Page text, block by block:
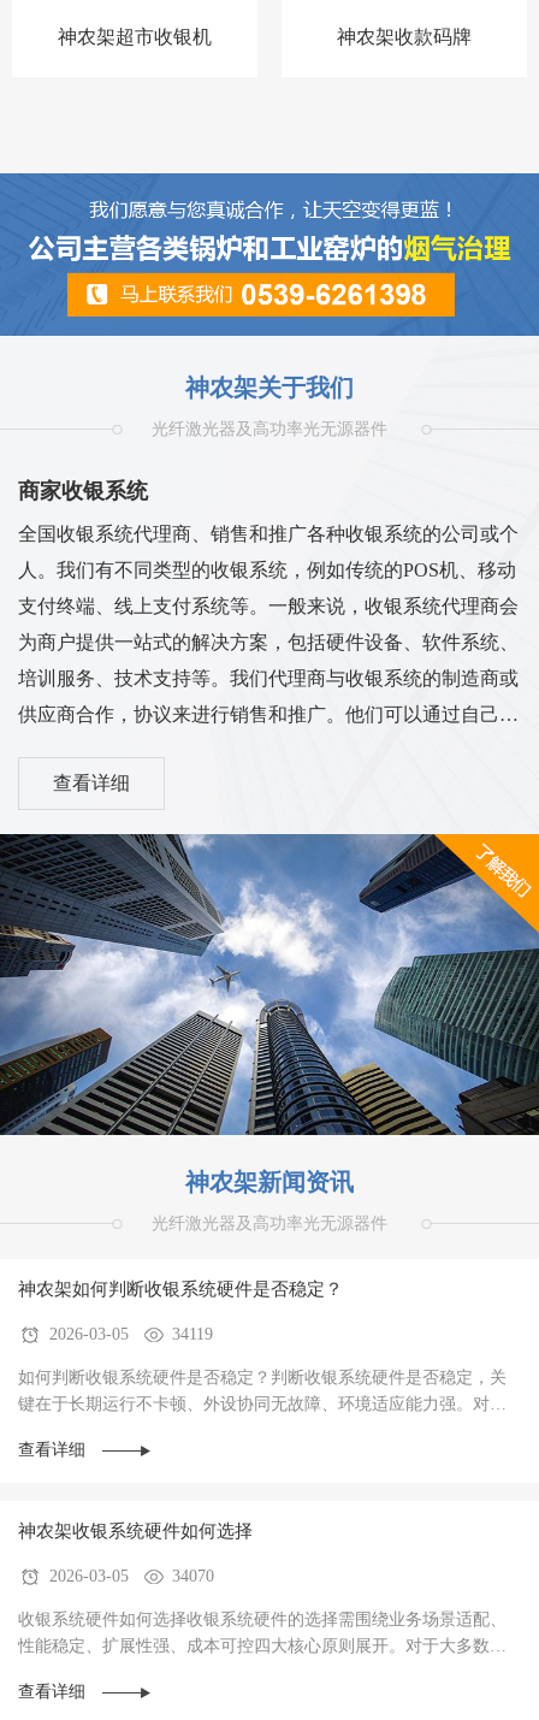
神农架超市收银机 神农架收款码牌
神农架关于我们
光纤激光器及高功率光无源器件
商家收银系统
全国收银系统代理商、销售和推广各种收银系统的公司或个
人。我们有不同类型的收银系统，例如传统的POS机、移动
支付终端、线上支付系统等。一般来说，收银系统代理商会
为商户提供一站式的解决方案，包括硬件设备、软件系统、
培训服务、技术支持等。我们代理商与收银系统的制造商或
供应商合作，协议来进行销售和推广。他们可以通过自己的
实现销售和服务的业务目标。我们的工作范围和服务内容可
他们需要与客户进行沟通，了解客户的需求，并为他们提供
适合的收银系统解决方案。同时，代理商也需与收银系统供
应商保持密切的合作关系，...
查看详细
神农架新闻资讯
光纤激光器及高功率光无源器件
神农架如何判断收银系统硬件是否稳定？
2026-03-05 34119
如何判断收银系统硬件是否稳定？判断收银系统硬件是否稳定，关
键在于‌长期运行不卡顿、外设协同无故障、环境适应能力强‌。对于
查看详细
神农架收银系统硬件如何选择
2026-03-05 34070
收银系统硬件如何选择收银系统硬件的选择需围绕‌业务场景适配、
性能稳定、扩展性强、成本可控‌四大核心原则展开。对于大多数商
查看详细